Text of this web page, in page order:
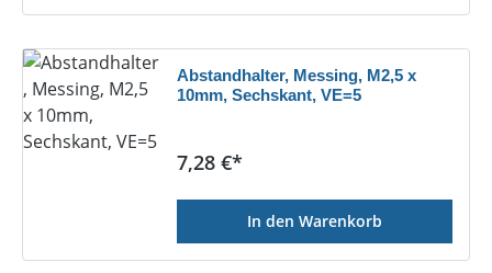
Abstandhalter, Messing, M2,5 x
10mm, Sechskant, VE=5
Regulärer Preis:
7,28 €*
In den Warenkorb